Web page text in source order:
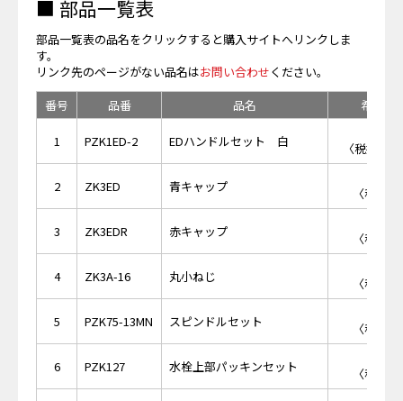
■ 部品一覧表
部品一覧表の品名をクリックすると購入サイトへリンクしま
す。
リンク先のページがない品名はお問い合わせください。
番号
品番 品名 希望小
1 PZK1ED-2 EDハンドルセット 白
〈税抜価
2 ZK3ED 青キャップ
〈税抜
3 ZK3EDR 赤キャップ
〈税抜
4 ZK3A-16 丸小ねじ
〈税抜
5 PZK75-13MN スピンドルセット
〈税抜
6 PZK127 水栓上部パッキンセット
〈税抜